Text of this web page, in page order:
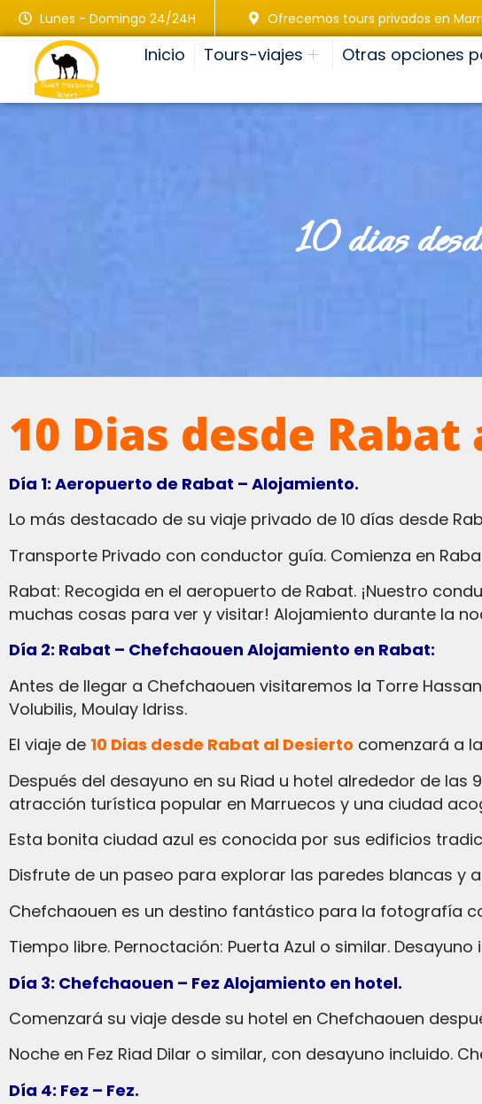
Lunes - Domingo 24/24H Ofrecemos tours privados en
Inicio Tours-viajes Otras opciones
10 dias
10 Dias desde
Día 1: Aeropuerto de Rabat – Alojamiento.
Lo más destacado de su viaje privado de 10 días desde
Transporte Privado con conductor guía. Comienza en
Rabat: Recogida en el aeropuerto de Rabat. ¡Nuestro conductor guía le informará sobre el programa cada día, durante su viaje, ya que hay
muchas cosas para ver y visitar! Alojamiento durante la
Día 2: Rabat – Chefchaouen Alojamiento en Rabat:
Antes de llegar a Chefchaouen visitaremos la Torre Hassan, la Kasbah des Oudaias y Meknes: la puerta de Bab Mansour, las ruinas romanas de
Volubilis, Moulay Idriss.
El viaje de 10 Dias desde Rabat al Desierto comenzará a
Después del desayuno en su Riad u hotel alrededor de las 9 a.m., comenzaremos su viaje de un día hacia Chefchaouen (ciudad azul), que es una
atracción turística popular en Marruecos y una ciudad
Esta bonita ciudad azul es conocida por sus edificios
Disfrute de un paseo para explorar las paredes blancas
Chefchaouen es un destino fantástico para la fotografía
Tiempo libre. Pernoctación: Puerta Azul o similar. Desayuno
Día 3: Chefchaouen – Fez Alojamiento en hotel.
Comenzará su viaje desde su hotel en Chefchaouen
Noche en Fez Riad Dilar o similar, con desayuno incluido.
Día 4: Fez – Fez.